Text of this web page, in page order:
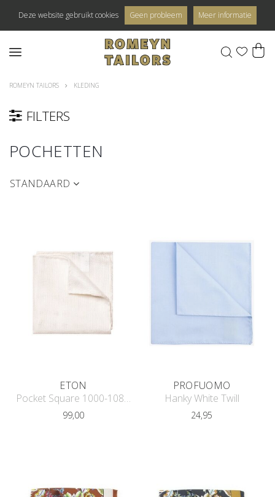
Deze website gebruikt cookies Geen probleem Meer informatie
0
ROMEYN TAILORS KLEDING
FILTERS
POCHETTEN
STANDAARD
ETON
Pocket Square 1000-10878
99,00
PROFUOMO
Hanky White Twill
24,95